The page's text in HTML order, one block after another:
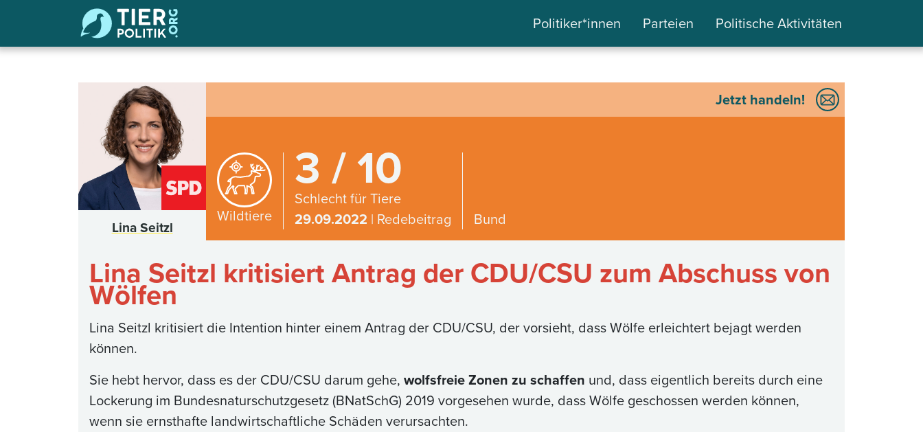
Politiker*innen Parteien Politische Aktivitäten
Lina Seitzl
Jetzt handeln!
Wildtiere
3 / 10
Schlecht für Tiere
29.09.2022 | Redebeitrag Bund
Lina Seitzl kritisiert Antrag der CDU/CSU zum Abschuss von
Wölfen
Lina Seitzl kritisiert die Intention hinter einem Antrag der CDU/CSU, der vorsieht, dass Wölfe erleichtert bejagt werden
können.
Sie hebt hervor, dass es der CDU/CSU darum gehe, wolfsfreie Zonen zu schaffen und, dass eigentlich bereits durch eine
Lockerung im Bundesnaturschutzgesetz (BNatSchG) 2019 vorgesehen wurde, dass Wölfe geschossen werden können,
wenn sie ernsthafte landwirtschaftliche Schäden verursachten.